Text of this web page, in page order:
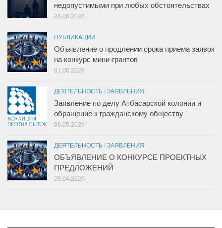
недопустимыми при любых обстоятельствах
26.06.2026
ПУБЛИКАЦИИ
Объявление о продлении срока приема заявок
на конкурс мини-грантов
01.06.2026
ДЕЯТЕЛЬНОСТЬ / ЗАЯВЛЕНИЯ
Заявление по делу Атбасарской колонии и
обращение к гражданскому обществу
06.05.2026
ДЕЯТЕЛЬНОСТЬ / ЗАЯВЛЕНИЯ
ОБЪЯВЛЕНИЕ О КОНКУРСЕ ПРОЕКТНЫХ
ПРЕДЛОЖЕНИЙ
29.04.2026